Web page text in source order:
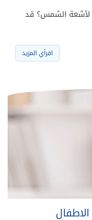
لأشعة الشمس؟ قد
اقرأي المزيد